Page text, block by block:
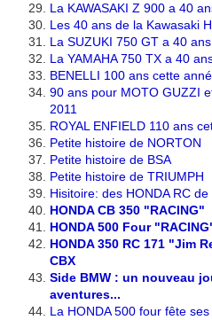
La KAWASAKI Z 900 a 40
Les 40 ans de la Kawasaki
La SUZUKI 750 GT a 40 ans
La YAMAHA 750 TX a 40
BENELLI 100 ans cette
90 ans pour MOTO GUZZI
2011
ROYAL ENFIELD 110 ans
Petite histoire de NORTON
Petite histoire de BSA
Petite histoire de TRIUMPH
Hisitoire: des HONDA RC
HONDA CB 350 "RACING"
HONDA 500 Four
HONDA 350 RC 171 "Jim
CBX
Side BMW : un nouveau
aventures...
La HONDA 500 four fête